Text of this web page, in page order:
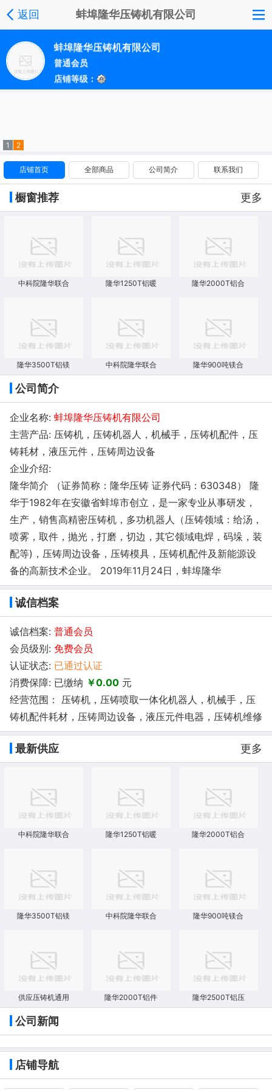
返回 蚌埠隆华压铸机有限公司
蚌埠隆华压铸机有限公司
普通会员
店铺等级：
1 2
店铺首页 全部商品 公司简介 联系我们
橱窗推荐 更多
中科院隆华联合 隆华1250T铝暖 隆华2000T铝合
隆华3500T铝镁 中科院隆华联合 隆华900吨镁合
公司简介
企业名称: 蚌埠隆华压铸机有限公司
主营产品: 压铸机，压铸机器人，机械手，压铸机配件，压
铸耗材，液压元件，压铸周边设备
企业介绍:
隆华简介 （证券简称：隆华压铸 证券代码：630348） 隆
华于1982年在安徽省蚌埠市创立，是一家专业从事研发，
生产，销售高精密压铸机，多功机器人（压铸领域：给汤，
喷雾，取件，抛光，打磨，切边，其它领域电焊，码垛，装
配等)，压铸周边设备，压铸模具，压铸机配件及新能源设
备的高新技术企业。 2019年11月24日，蚌埠隆华
诚信档案
诚信档案: 普通会员
会员级别: 免费会员
认证状态: 已通过认证
消费保障: 已缴纳 ￥0.00 元
经营范围： 压铸机，压铸喷取一体化机器人，机械手，压
铸机配件耗材，压铸周边设备，液压元件电器，压铸机维修
最新供应 更多
中科院隆华联合 隆华1250T铝暖 隆华2000T铝合
隆华3500T铝镁 中科院隆华联合 隆华900吨镁合
供应压铸机通用 隆华2000T铝件 隆华2500T铝压
公司新闻
店铺导航